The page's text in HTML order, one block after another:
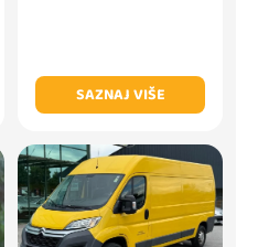
SAZNAJ VIŠE